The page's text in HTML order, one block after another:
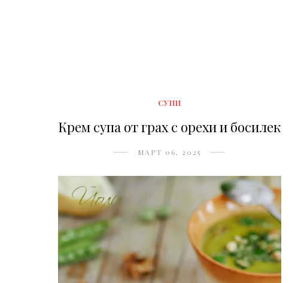
СУПИ
Крем супа от грах с орехи и босилек
МАРТ 06, 2025